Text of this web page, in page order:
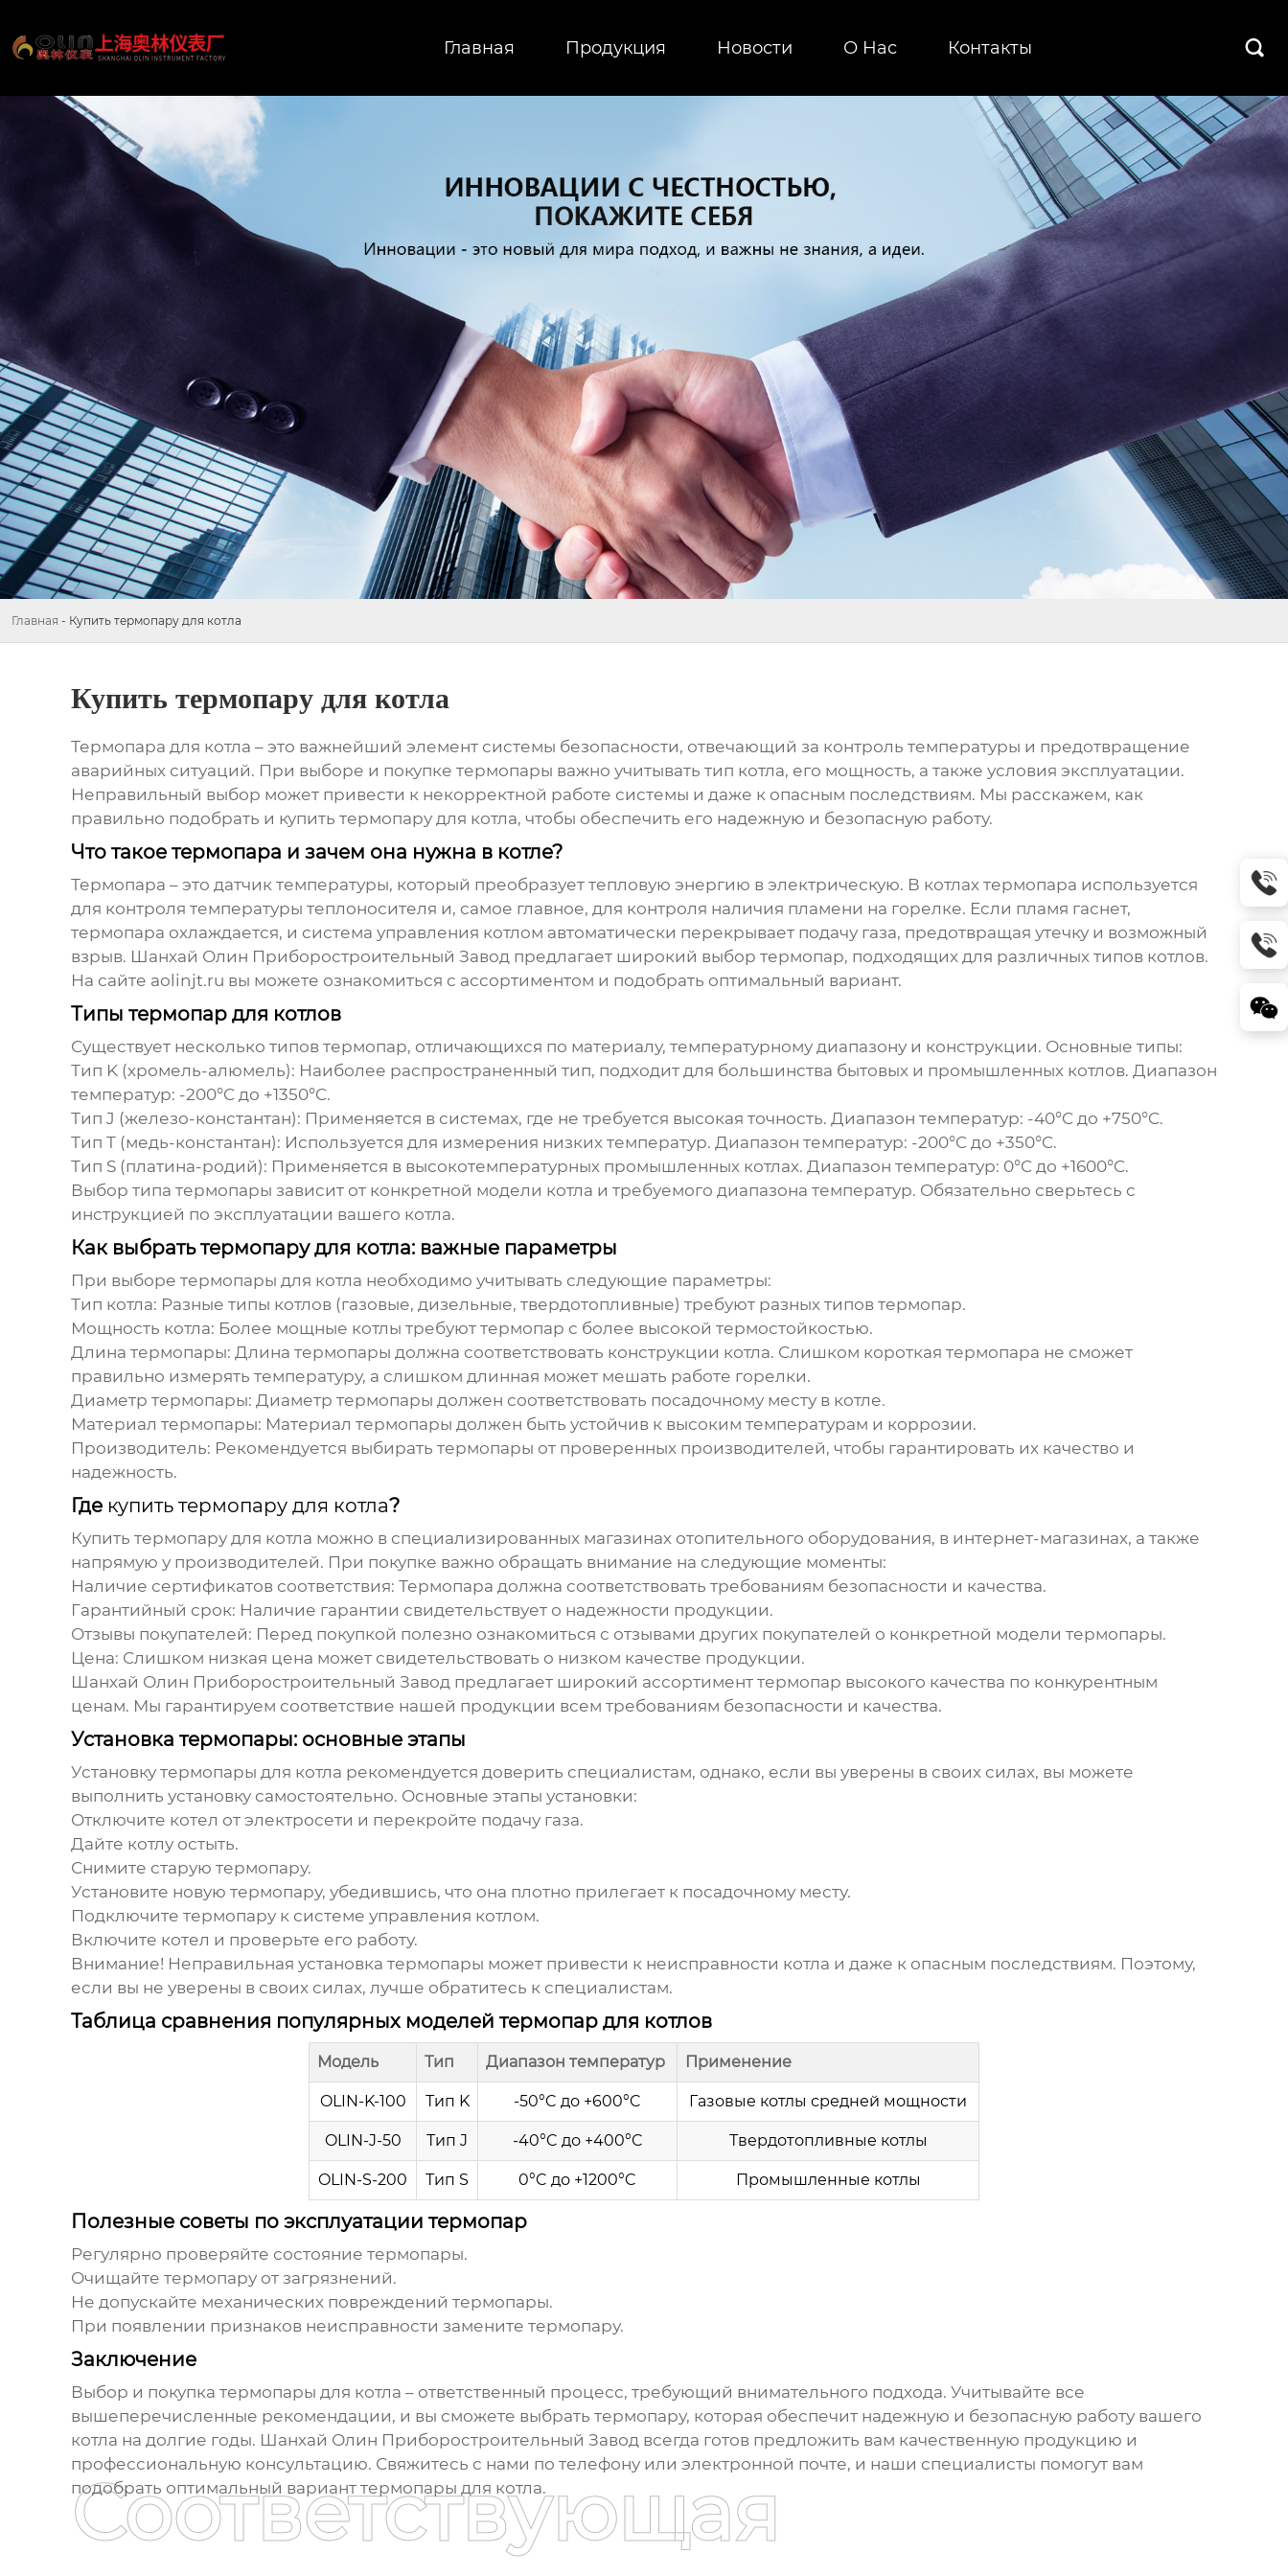
Главная Продукция Новости О Hас Контакты 
Главная - Купить термопару для котла
Купить термопару для котла
Термопара для котла – это важнейший элемент системы безопасности, отвечающий за контроль температуры и предотвращение
аварийных ситуаций. При выборе и покупке термопары важно учитывать тип котла, его мощность, а также условия эксплуатации.
Неправильный выбор может привести к некорректной работе системы и даже к опасным последствиям. Мы расскажем, как
правильно подобрать и купить термопару для котла, чтобы обеспечить его надежную и безопасную работу.
Что такое термопара и зачем она нужна в котле?
Термопара – это датчик температуры, который преобразует тепловую энергию в электрическую. В котлах термопара используется
для контроля температуры теплоносителя и, самое главное, для контроля наличия пламени на горелке. Если пламя гаснет,
термопара охлаждается, и система управления котлом автоматически перекрывает подачу газа, предотвращая утечку и возможный
взрыв. Шанхай Олин Приборостроительный Завод предлагает широкий выбор термопар, подходящих для различных типов котлов.
На сайте aolinjt.ru вы можете ознакомиться с ассортиментом и подобрать оптимальный вариант.
Типы термопар для котлов
Существует несколько типов термопар, отличающихся по материалу, температурному диапазону и конструкции. Основные типы:
Тип K (хромель-алюмель): Наиболее распространенный тип, подходит для большинства бытовых и промышленных котлов. Диапазон
температур: -200°C до +1350°C.
Тип J (железо-константан): Применяется в системах, где не требуется высокая точность. Диапазон температур: -40°C до +750°C.
Тип T (медь-константан): Используется для измерения низких температур. Диапазон температур: -200°C до +350°C.
Тип S (платина-родий): Применяется в высокотемпературных промышленных котлах. Диапазон температур: 0°C до +1600°C.
Выбор типа термопары зависит от конкретной модели котла и требуемого диапазона температур. Обязательно сверьтесь с
инструкцией по эксплуатации вашего котла.
Как выбрать термопару для котла: важные параметры
При выборе термопары для котла необходимо учитывать следующие параметры:
Тип котла: Разные типы котлов (газовые, дизельные, твердотопливные) требуют разных типов термопар.
Мощность котла: Более мощные котлы требуют термопар с более высокой термостойкостью.
Длина термопары: Длина термопары должна соответствовать конструкции котла. Слишком короткая термопара не сможет
правильно измерять температуру, а слишком длинная может мешать работе горелки.
Диаметр термопары: Диаметр термопары должен соответствовать посадочному месту в котле.
Материал термопары: Материал термопары должен быть устойчив к высоким температурам и коррозии.
Производитель: Рекомендуется выбирать термопары от проверенных производителей, чтобы гарантировать их качество и
надежность.
Где купить термопару для котла?
Купить термопару для котла можно в специализированных магазинах отопительного оборудования, в интернет-магазинах, а также
напрямую у производителей. При покупке важно обращать внимание на следующие моменты:
Наличие сертификатов соответствия: Термопара должна соответствовать требованиям безопасности и качества.
Гарантийный срок: Наличие гарантии свидетельствует о надежности продукции.
Отзывы покупателей: Перед покупкой полезно ознакомиться с отзывами других покупателей о конкретной модели термопары.
Цена: Слишком низкая цена может свидетельствовать о низком качестве продукции.
Шанхай Олин Приборостроительный Завод предлагает широкий ассортимент термопар высокого качества по конкурентным
ценам. Мы гарантируем соответствие нашей продукции всем требованиям безопасности и качества.
Установка термопары: основные этапы
Установку термопары для котла рекомендуется доверить специалистам, однако, если вы уверены в своих силах, вы можете
выполнить установку самостоятельно. Основные этапы установки:
Отключите котел от электросети и перекройте подачу газа.
Дайте котлу остыть.
Снимите старую термопару.
Установите новую термопару, убедившись, что она плотно прилегает к посадочному месту.
Подключите термопару к системе управления котлом.
Включите котел и проверьте его работу.
Внимание! Неправильная установка термопары может привести к неисправности котла и даже к опасным последствиям. Поэтому,
если вы не уверены в своих силах, лучше обратитесь к специалистам.
Таблица сравнения популярных моделей термопар для котлов
Модель Тип Диапазон температур Применение
OLIN-K-100 Тип K -50°C до +600°C Газовые котлы средней мощности
OLIN-J-50 Тип J -40°C до +400°C Твердотопливные котлы
OLIN-S-200 Тип S 0°C до +1200°C Промышленные котлы
Полезные советы по эксплуатации термопар
Регулярно проверяйте состояние термопары.
Очищайте термопару от загрязнений.
Не допускайте механических повреждений термопары.
При появлении признаков неисправности замените термопару.
Заключение
Выбор и покупка термопары для котла – ответственный процесс, требующий внимательного подхода. Учитывайте все
вышеперечисленные рекомендации, и вы сможете выбрать термопару, которая обеспечит надежную и безопасную работу вашего
котла на долгие годы. Шанхай Олин Приборостроительный Завод всегда готов предложить вам качественную продукцию и
профессиональную консультацию. Свяжитесь с нами по телефону или электронной почте, и наши специалисты помогут вам
подобрать оптимальный вариант термопары для котла.
Соответствующая